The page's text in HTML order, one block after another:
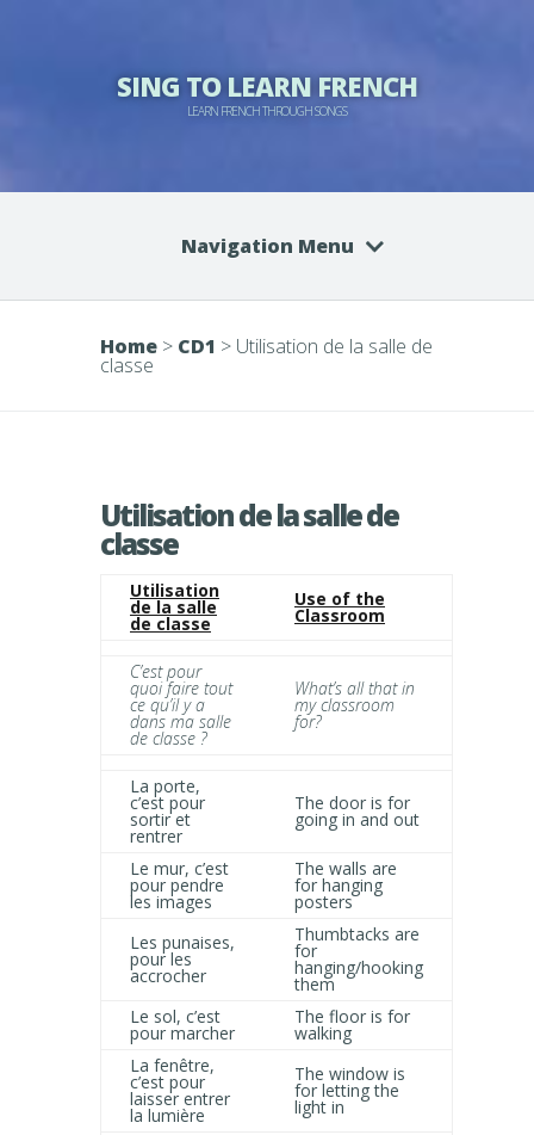
SING TO LEARN FRENCH
LEARN FRENCH THROUGH SONGS
Navigation Menu
Home > CD1 > Utilisation de la salle de
classe
Utilisation de la salle de
classe
Utilisation
de la salle
de classe
Use of the
Classroom
C’est pour
quoi faire tout
ce qu’il y a
dans ma salle
de classe ?
What’s all that in
my classroom
for?
La porte,
c’est pour
sortir et
rentrer
The door is for
going in and out
Le mur, c’est
pour pendre
les images
The walls are
for hanging
posters
Les punaises,
pour les
accrocher
Thumbtacks are
for
hanging/hooking
them
Le sol, c’est
pour marcher
The floor is for
walking
La fenêtre,
c’est pour
laisser entrer
la lumière
The window is
for letting the
light in